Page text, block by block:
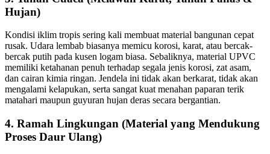
Hujan)
Kondisi iklim tropis sering kali membuat material bangunan cepat
rusak. Udara lembab biasanya memicu korosi, karat, atau bercak-
bercak putih pada kusen logam biasa. Sebaliknya, material UPVC
memiliki ketahanan penuh terhadap segala jenis korosi, zat asam,
dan cairan kimia ringan. Jendela ini tidak akan berkarat, tidak akan
mengalami kelapukan, serta sangat kuat menahan paparan terik
matahari maupun guyuran hujan deras secara bergantian.
4. Ramah Lingkungan (Material yang Mendukung
Proses Daur Ulang)